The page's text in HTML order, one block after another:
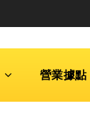
營業據點